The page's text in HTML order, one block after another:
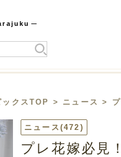
ックスTOP > ニュース >
ニュース (472)
プレ花嫁必見